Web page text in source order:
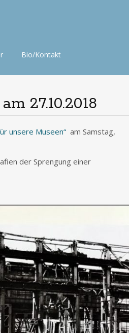
Bio/Kontakt
27.10.2018
unsere Museen“ am Samstag,
der Sprengung einer